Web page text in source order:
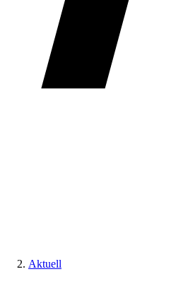
Aktuell